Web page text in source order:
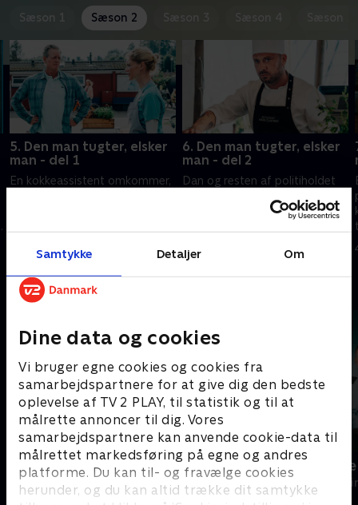
Samtykke Detaljer Om
Dine data og cookies
Vi bruger egne cookies og cookies fra
samarbejdspartnere for at give dig den bedste
oplevelse af TV 2 PLAY, til statistik og til at
målrette annoncer til dig. Vores
samarbejdspartnere kan anvende cookie-data til
målrettet markedsføring på egne og andres
platforme. Du kan til- og fravælge cookies
herunder, og du kan altid trække dit samtykke
Sæson 1 Sæson 2
5. Den man tugter, elsker
man - del 1
En kokkeassistent omkommer,
grund for mordbranden.
21. marts 2021 • 45 min
6. Den man tugter, elsker
man - del 2
Dan og resten af politiholdet
kokkekonkurrence, da en af
frygtelig brøler.
28. marts 2021 • 43 min
Andre så også
Klovn
Komedie • 11 sæsoner
Hvide Sande
Krimi &